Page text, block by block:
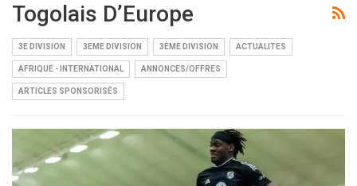
Togolais D’Europe
3E DIVISION 3EME DIVISION 3ÈME DIVISION ACTUALITES
AFRIQUE - INTERNATIONAL ANNONCES/OFFRES
ARTICLES SPONSORISÉS